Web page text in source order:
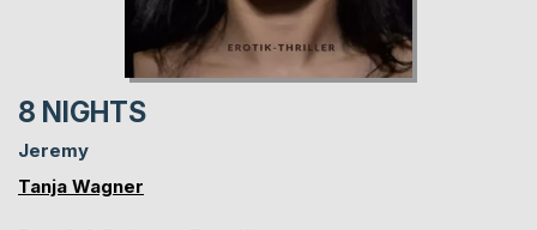
8 NIGHTS
Jeremy
Tanja Wagner